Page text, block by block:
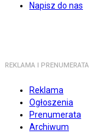
Napisz do nas
REKLAMA I PRENUMERATA
Reklama
Ogłoszenia
Prenumerata
Archiwum